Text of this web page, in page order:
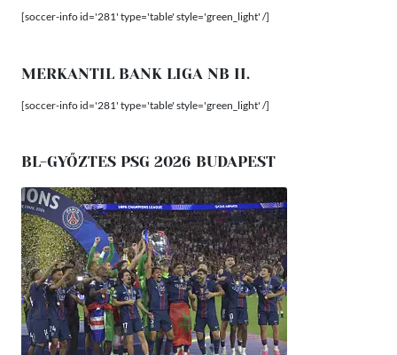
[soccer-info id='281' type='table' style='green_light' /]
MERKANTIL BANK LIGA NB II.
[soccer-info id='281' type='table' style='green_light' /]
BL-GYŐZTES PSG 2026 BUDAPEST